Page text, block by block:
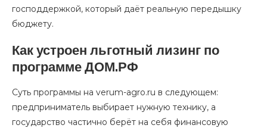
господдержкой, который даёт реальную передышку
бюджету.
Как устроен льготный лизинг по
программе ДОМ.РФ
Суть программы на verum-agro.ru в следующем:
предприниматель выбирает нужную технику, а
государство частично берёт на себя финансовую